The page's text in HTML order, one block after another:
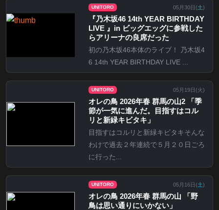
UNITORO 05月30日(土)
『乃⽊坂46 14th YEAR BIRTHDAY
LIVE 』in ビッグエッグに参戦した
らアリーナの良席だった
初の乃木坂46本体のライブ！ 乃木坂4
6 14th YEAR BIRTHDAY LIVE ...
UNITORO 05月19日(火)
オレの鳥 2026年春 群馬の山2 「季
節が一気に進んだ。目指すはコル
リと新緑キビタキ」
目指すはコルリと新緑キビタキそんな
わけで過去２年連続で５月２０日ごろ
に行った...
UNITORO 05月16日(土)
オレの鳥 2026年春 群馬の山 「野
鳥は思い通りにいかない」